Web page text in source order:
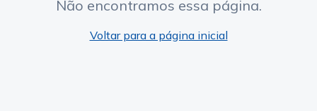
Não encontramos essa página.
Voltar para a página inicial